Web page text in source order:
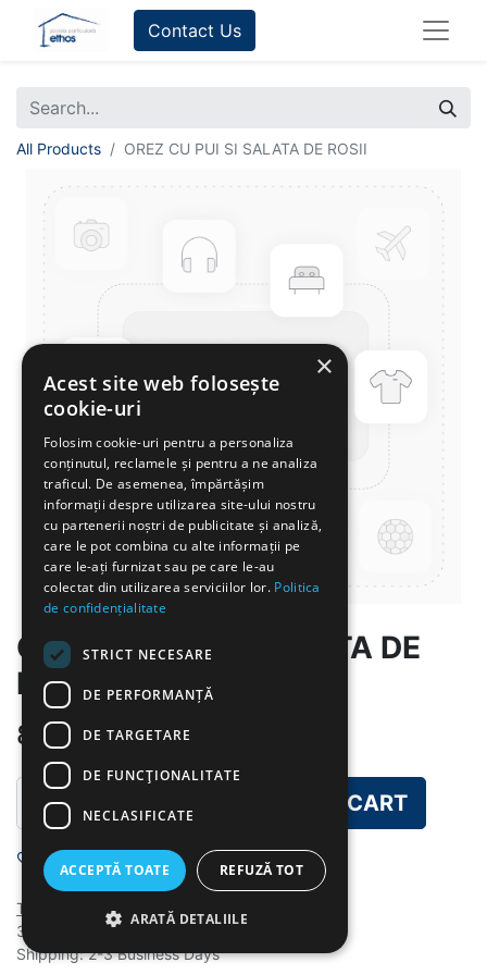
Contact Us
All Products OREZ CU PUI SI SALATA DE ROSII
OREZ CU PUI SI SALATA DE
ROSII
8.00 lei
ADD TO CART
Add to wishlist
Terms and Conditions
30-day money-back guarantee
Shipping: 2-3 Business Days
×
Acest site web folosește
cookie-uri
Folosim cookie-uri pentru a personaliza
conținutul, reclamele și pentru a ne analiza
traficul. De asemenea, împărtășim
informații despre utilizarea site-ului nostru
cu partenerii noștri de publicitate și analiză,
care le pot combina cu alte informații pe
care le-ați furnizat sau pe care le-au
colectat din utilizarea serviciilor lor. Politica
de confidențialitate
STRICT NECESARE
DE PERFORMANȚĂ
DE TARGETARE
DE FUNCŢIONALITATE
NECLASIFICATE
ACCEPTĂ TOATE REFUZĂ TOT
ARATĂ DETALIILE